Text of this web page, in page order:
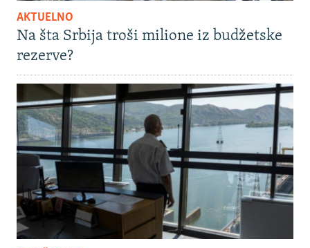
AKTUELNO
Na šta Srbija troši milione iz budžetske
rezerve?